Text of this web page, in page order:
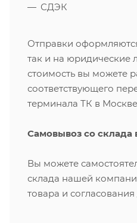
СДЭК
Отправки
так и на юридические
стоимость вы можете
соответствующего
терминала ТК в
Самовывоз со склада
Вы можете
склада нашей
товара и согласования